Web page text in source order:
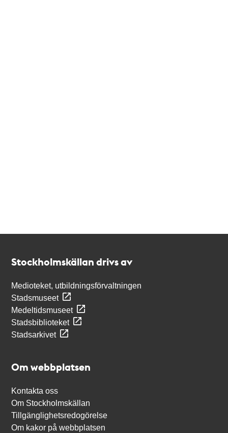
Stockholmskällan drivs av
Medioteket, utbildningsförvaltningen
Stadsmuseet
Medeltidsmuseet
Stadsbiblioteket
Stadsarkivet
Om webbplatsen
Kontakta oss
Om Stockholmskällan
Tillgänglighetsredogörelse
Om kakor på webbplatsen